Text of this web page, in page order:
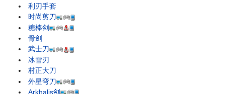
利刃手套
时尚剪刀
糖棒剑
骨剑
武士刀
冰雪刃
村正大刀
外星弯刀
Arkhalis剑